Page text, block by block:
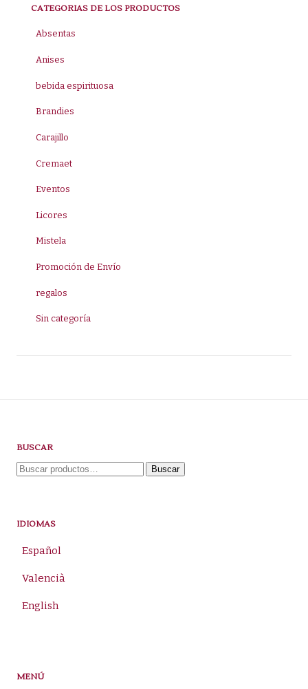
CATEGORIAS DE LOS PRODUCTOS
Absentas
Anises
bebida espirituosa
Brandies
Carajillo
Cremaet
Eventos
Licores
Mistela
Promoción de Envío
regalos
Sin categoría
BUSCAR
Buscar
Buscar
IDIOMAS
Español
Valencià
English
MENÚ